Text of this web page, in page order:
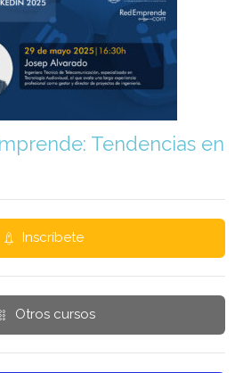
Tendencias en
Inscríbete
Otros cursos